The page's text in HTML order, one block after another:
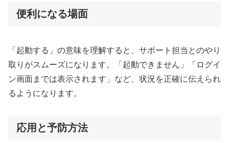
便利になる場面
「起動する」の意味を理解すると、サポート担当とのやり
取りがスムーズになります。「起動できません」「ログイ
ン画面までは表示されます」など、状況を正確に伝えられ
るようになります。
応用と予防方法